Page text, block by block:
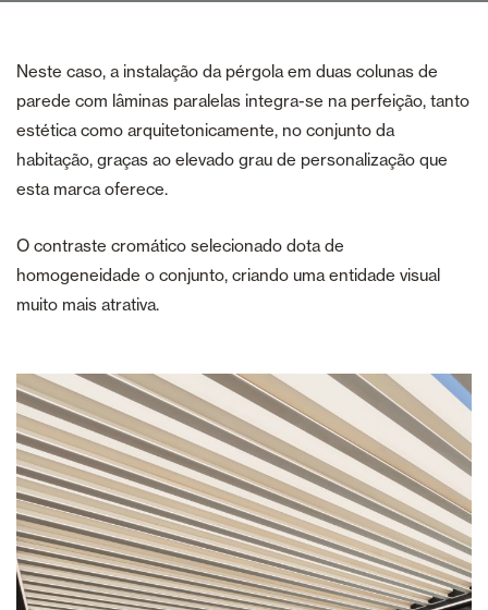
Neste caso, a instalação da pérgola em duas colunas de
parede com lâminas paralelas integra-se na perfeição, tanto
estética como arquitetonicamente, no conjunto da
habitação, graças ao elevado grau de personalização que
esta marca oferece.
O contraste cromático selecionado dota de
homogeneidade o conjunto, criando uma entidade visual
muito mais atrativa.